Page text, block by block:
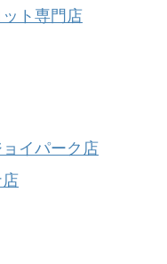
ト専門店
イパーク店